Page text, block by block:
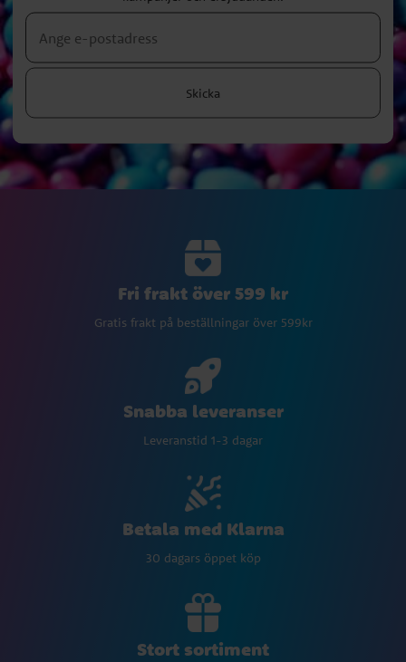
Skicka
Fri frakt över 599 kr
Gratis frakt på beställningar över 599kr
Snabba leveranser
Leveranstid 1-3 dagar
Betala med Klarna
30 dagars öppet köp
Stort sortiment